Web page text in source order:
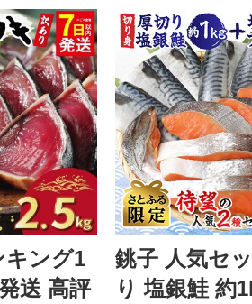
キング1
送 高評
銚子 人気セ
り 塩銀鮭 約